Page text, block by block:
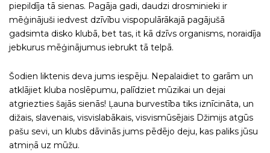
piepildīja tā sienas. Pagāja gadi, daudzi drosminieki ir
mēģinājuši iedvest dzīvību vispopulārākajā pagājušā
gadsimta disko klubā, bet tas, it kā dzīvs organisms, noraidīja
jebkurus mēģinājumus iebrukt tā telpā.
Šodien liktenis deva jums iespēju. Nepalaidiet to garām un
atklājiet kluba noslēpumu, palīdziet mūzikai un dejai
atgriezties šajās sienās! Ļauna burvestība tiks iznīcināta, un
dižais, slavenais, visvislabākais, visvismūsējais Džimijs atgūs
pašu sevi, un klubs dāvinās jums pēdējo deju, kas paliks jūsu
atmiņā uz mūžu.